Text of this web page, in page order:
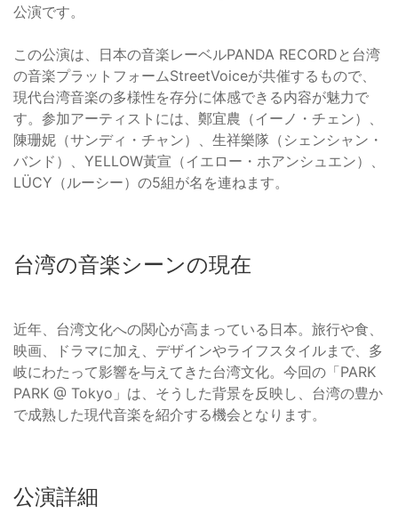
公演です。
この公演は、日本の音楽レーベルPANDA RECORDと台湾
の音楽プラットフォームStreetVoiceが共催するもので、
現代台湾音楽の多様性を存分に体感できる内容が魅力で
す。参加アーティストには、鄭宜農（イーノ・チェン）、
陳珊妮（サンディ・チャン）、生祥樂隊（シェンシャン・
バンド）、YELLOW黃宣（イエロー・ホアンシュエン）、
LÜCY（ルーシー）の5組が名を連ねます。
台湾の音楽シーンの現在
近年、台湾文化への関心が高まっている日本。旅行や食、
映画、ドラマに加え、デザインやライフスタイルまで、多
岐にわたって影響を与えてきた台湾文化。今回の「PARK
PARK @ Tokyo」は、そうした背景を反映し、台湾の豊か
で成熟した現代音楽を紹介する機会となります。
公演詳細